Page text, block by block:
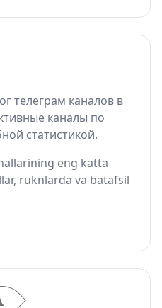
телеграм каналов в
каналы по
статистикой.
eng katta
ruknlarda va batafsil